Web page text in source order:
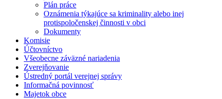
Plán práce
Oznámenia týkajúce sa kriminality alebo inej
protispoločenskej činnosti v obci
Dokumenty
Komisie
Účtovníctvo
Všeobecne záväzné nariadenia
Zverejňovanie
Ústredný portál verejnej správy
Informačná povinnosť
Majetok obce